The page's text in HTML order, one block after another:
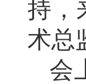
持，
术总
会